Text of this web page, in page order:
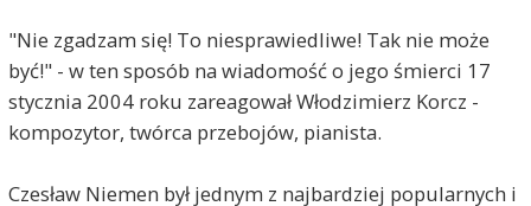
"Nie zgadzam się! To niesprawiedliwe! Tak nie może
być!" - w ten sposób na wiadomość o jego śmierci 17
stycznia 2004 roku zareagował Włodzimierz Korcz -
kompozytor, twórca przebojów, pianista.
Czesław Niemen był jednym z najbardziej popularnych i